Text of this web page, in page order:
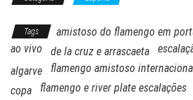
Tags amistoso do flamengo em
ao vivo
de la cruz e arrascaeta
algarve
flamengo amistoso
copa
flamengo e river plate escalações